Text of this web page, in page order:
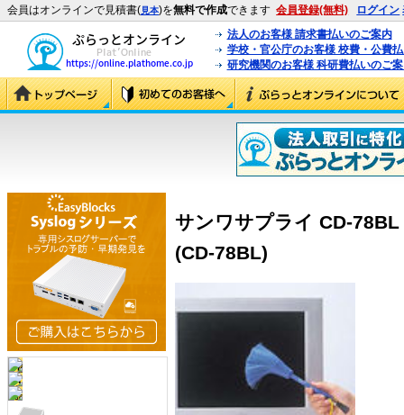
会員はオンラインで見積書(見本)を無料で作成できます 会員登録(無料) ログイン
法人のお客様 請求書払いのご案内
学校・官公庁のお客様 校費・公費
研究機関のお客様 科研費払いのご
サンワサプライ CD-
(CD-78BL)